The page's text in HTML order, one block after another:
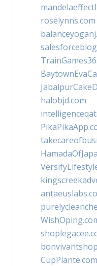
roselynns.com
halobjd.com
CupPlante.com